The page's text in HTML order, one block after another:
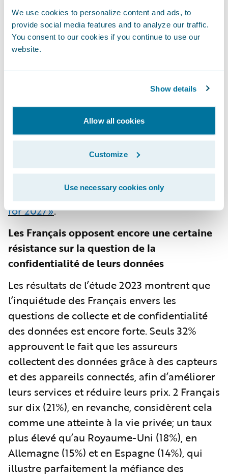
We use cookies to personalize content and ads, to
provide social media features and to analyze our traffic.
You consent to our cookies if you continue to use our
website.
Show details
Allow all cookies
Customize
Use necessary cookies only
(passant de 22,5% à 26%). Celle-ci peut être
due à la multiplication de ce type d’offres
sur le marché qui peuvent susciter
type d’assurance et à la consolidation du
marché autour d’acteurs plus traditionnels.
Une telle consolidation s’explique
notamment par l’éclatement de la «bulle»
créée par l’apparition ces dernières années
de multiples assurtechs et autres acteurs
son rapport«The Future of Insurance: Vision
for 2027».
Les Français opposent encore une certaine
résistance sur la question de la
confidentialité de leurs données
Les résultats de l’étude 2023 montrent que
l’inquiétude des Français envers les
questions de collecte et de confidentialité
des données est encore forte. Seuls 32%
approuvent le fait que les assureurs
collectent des données grâce à des capteurs
et des appareils connectés, afin d’améliorer
leurs services et réduire leurs prix. 2 Français
sur dix (21%), en revanche, considèrent cela
comme une atteinte à la vie privée; un taux
plus élevé qu’au Royaume-Uni (18%), en
Allemagne (15%) et en Espagne (14%), qui
illustre parfaitement la méfiance des